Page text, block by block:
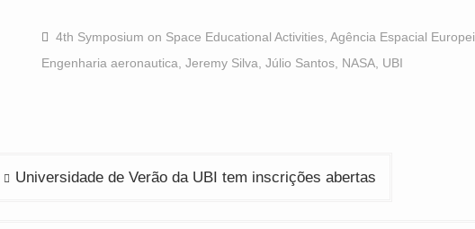
(Opens
new
window)
(Opens
in
new
window)
(Opens
new
window)
4th Symposium on Space Educational Activities, Agência Espacial
Engenharia aeronautica, Jeremy Silva, Júlio Santos, NASA, UBI
Navegação
Universidade de Verão da UBI tem inscrições abertas